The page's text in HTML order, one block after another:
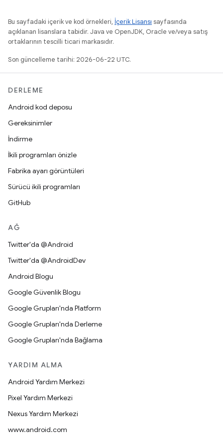
Bu sayfadaki içerik ve kod örnekleri, İçerik Lisansı sayfasında
açıklanan lisanslara tabidir. Java ve OpenJDK, Oracle ve/veya satış
ortaklarının tescilli ticari markasıdır.
Son güncelleme tarihi: 2026-06-22 UTC.
DERLEME
Android kod deposu
Gereksinimler
İndirme
İkili programları önizle
Fabrika ayarı görüntüleri
Sürücü ikili programları
GitHub
AĞ
Twitter'da @Android
Twitter'da @AndroidDev
Android Blogu
Google Güvenlik Blogu
Google Grupları'nda Platform
Google Grupları'nda Derleme
Google Grupları'nda Bağlama
YARDIM ALMA
Android Yardım Merkezi
Pixel Yardım Merkezi
Nexus Yardım Merkezi
www.android.com